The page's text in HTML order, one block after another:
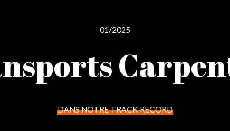
01/2025
DANS NOTRE TRACK RECORD